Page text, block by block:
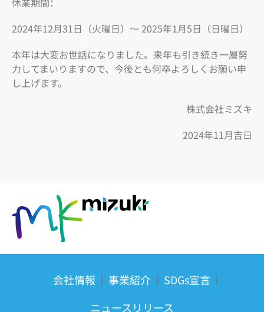
2024年12月31日（火曜日）～ 2025年1月5日（日曜日）
本年は大変お世話になりました。来年も引き続き一層努
力してまいりますので、今後とも何卒よろしくお願い申
し上げます。
株式会社ミズキ
2024年11月吉日
会社情報 事業紹介
SDGs宣言
ニュースリリース